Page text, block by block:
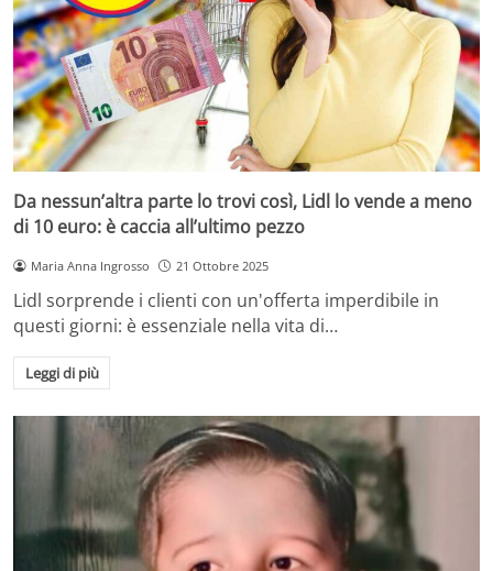
Da nessun’altra parte lo trovi così, Lidl lo vende a meno
di 10 euro: è caccia all’ultimo pezzo
Maria Anna Ingrosso 21 Ottobre 2025
Lidl sorprende i clienti con un'offerta imperdibile in
questi giorni: è essenziale nella vita di…
Leggi di più